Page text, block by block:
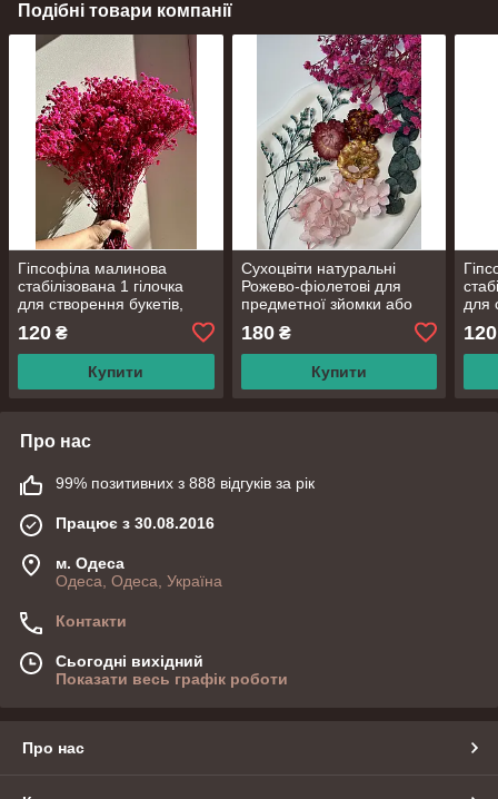
Подібні товари компанії
Гіпсофіла малинова
стабілізована 1 гілочка
для створення букетів,
предметної зйомки
120 ₴
Купити
Сухоцвіти натуральні
Рожево-фіолетові для
предметної зйомки або
епоксидка, картини, свічки
180₴
Купити
для
120
Про нас
99% позитивних з 888 відгуків за рік
Працює з 30.08.2016
м. Одеса
Одеса, Одеса, Україна
Контакти
Сьогодні вихідний
Показати весь графік роботи
Про нас